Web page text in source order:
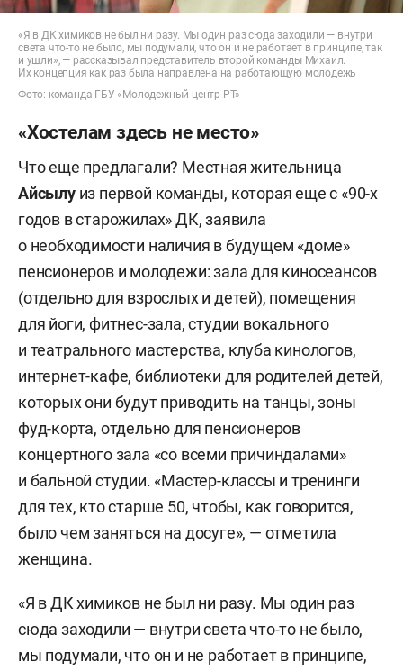
«Я в ДК химиков не был ни разу. Мы один раз сюда заходили — внутри
света что-то не было, мы подумали, что он и не работает в принципе, так
и ушли», — рассказывал представитель второй команды Михаил.
Их концепция как раз была направлена на работающую молодежь
Фото: команда ГБУ «Молодежный центр РТ»
«Хостелам здесь не место»
Что еще предлагали? Местная жительница
Айсылуиз первой команды, которая еще с «90-х
годов в старожилах» ДК, заявила
о необходимости наличия в будущем «доме»
пенсионеров и молодежи: зала для киносеансов
(отдельно для взрослых и детей), помещения
для йоги, фитнес-зала, студии вокального
и театрального мастерства, клуба кинологов,
интернет-кафе, библиотеки для родителей детей,
которых они будут приводить на танцы, зоны
фуд-корта, отдельно для пенсионеров
концертного зала «со всеми причиндалами»
и бальной студии. «Мастер-классы и тренинги
для тех, кто старше 50, чтобы, как говорится,
было чем заняться на досуге», — отметила
женщина.
«Я в ДК химиков не был ни разу. Мы один раз
сюда заходили — внутри света что-то не было,
мы подумали, что он и не работает в принципе,